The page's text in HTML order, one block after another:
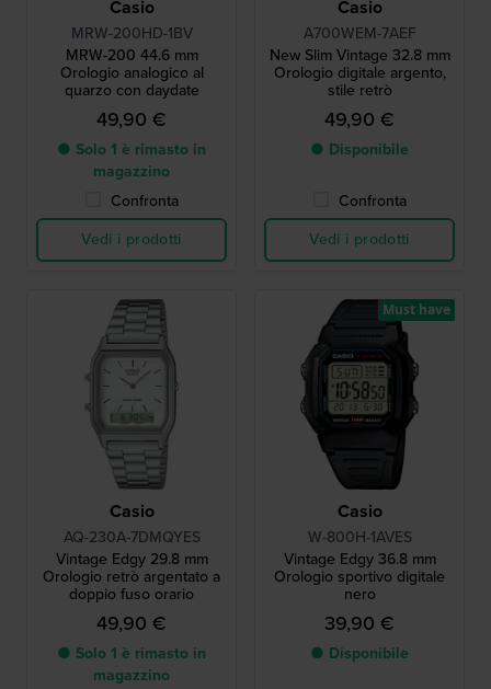
Casio
MRW-200HD-1BV
MRW-200 44.6 mm
Orologio analogico al
quarzo con daydate
49,90 €
● Solo 1 è rimasto in
magazzino
Confronta
Vedi i prodotti
Casio
A700WEM-7AEF
New Slim Vintage 32.8 mm
Orologio digitale argento,
stile retrò
49,90 €
● Disponibile
Confronta
Vedi i prodotti
Casio
AQ-230A-7DMQYES
Vintage Edgy 29.8 mm
Orologio retrò argentato a
doppio fuso orario
49,90 €
● Solo 1 è rimasto in
magazzino
Casio
W-800H-1AVES
Vintage Edgy 36.8 mm
Orologio sportivo digitale
nero
39,90 €
● Disponibile
Must have